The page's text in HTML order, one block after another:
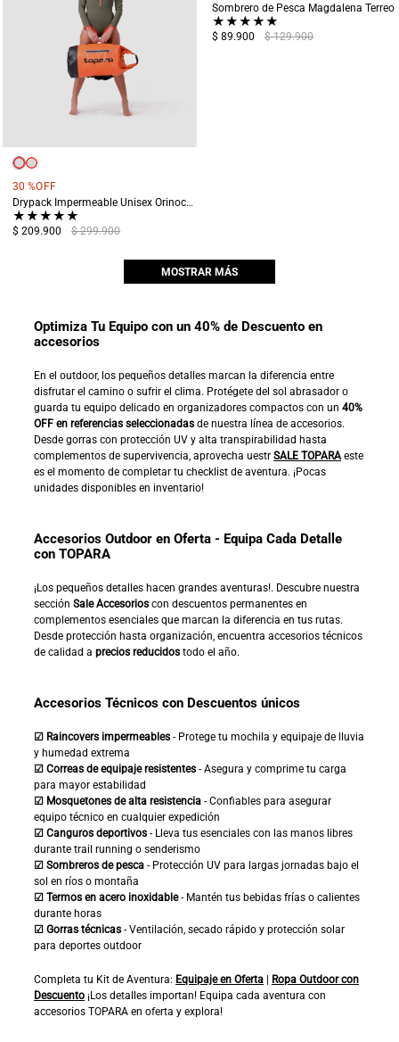
30 %OFF
Drypack Impermeable Unisex Orinoco Naranja
★★★★★
$ 209.900 $ 299.900
Sombrero de Pesca Magdalena Terreo
★★★★★
$ 89.900 $ 129.900
MOSTRAR MÁS
Optimiza Tu Equipo con un 40% de Descuento en
accesorios
En el outdoor, los pequeños detalles marcan la diferencia entre
disfrutar el camino o sufrir el clima. Protégete del sol abrasador o
guarda tu equipo delicado en organizadores compactos con un 40%
OFF en referencias seleccionadas de nuestra línea de accesorios.
Desde gorras con protección UV y alta transpirabilidad hasta
complementos de supervivencia, aprovecha uestr SALE TOPARAeste
es el momento de completar tu checklist de aventura. ¡Pocas
unidades disponibles en inventario!
Accesorios Outdoor en Oferta - Equipa Cada Detalle
con TOPARA
¡Los pequeños detalles hacen grandes aventuras!. Descubre nuestra
sección Sale Accesorios con descuentos permanentes en
complementos esenciales que marcan la diferencia en tus rutas.
Desde protección hasta organización, encuentra accesorios técnicos
de calidad a precios reducidos todo el año.
Accesorios Técnicos con Descuentos únicos
☑ Raincovers impermeables - Protege tu mochila y equipaje de lluvia
y humedad extrema
☑ Correas de equipaje resistentes - Asegura y comprime tu carga
para mayor estabilidad
☑ Mosquetones de alta resistencia - Confiables para asegurar
equipo técnico en cualquier expedición
☑ Canguros deportivos - Lleva tus esenciales con las manos libres
durante trail running o senderismo
☑ Sombreros de pesca - Protección UV para largas jornadas bajo el
sol en ríos o montaña
☑ Termos en acero inoxidable- Mantén tus bebidas frías o calientes
durante horas
☑ Gorras técnicas - Ventilación, secado rápido y protección solar
para deportes outdoor
Completa tu Kit de Aventura: Equipaje en Oferta
Ropa Outdoor con
Descuento ¡Los detalles importan! Equipa cada aventura con
accesorios TOPARA en oferta y explora!